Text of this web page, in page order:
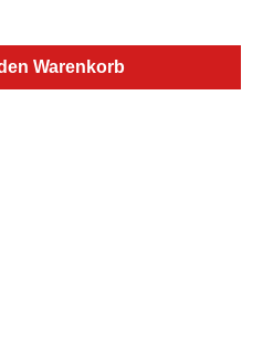
Wert ein
Warenkorb